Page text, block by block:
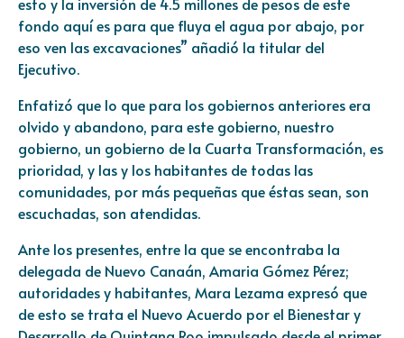
fondo aquí es para que fluya el agua por abajo, por
eso ven las excavaciones” añadió la titular del
Ejecutivo.
Enfatizó que lo que para los gobiernos anteriores era
olvido y abandono, para este gobierno, nuestro
gobierno, un gobierno de la Cuarta Transformación, es
prioridad, y las y los habitantes de todas las
comunidades, por más pequeñas que éstas sean, son
escuchadas, son atendidas.
Ante los presentes, entre la que se encontraba la
delegada de Nuevo Canaán, Amaria Gómez Pérez;
autoridades y habitantes, Mara Lezama expresó que
de esto se trata el Nuevo Acuerdo por el Bienestar y